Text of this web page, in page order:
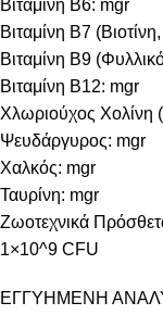
Βιταμίνη B6: mgr
Βιταμίνη B7
Βιταμίνη B9
Βιταμίνη B12: mgr
Χλωριούχος Χολίνη
Ψευδάργυρος: mgr
Χαλκός: mgr
Ταυρίνη: mgr
Ζωοτεχνικά
1×10^9 CFU
ΕΓΓΥΗΜΕΝΗ